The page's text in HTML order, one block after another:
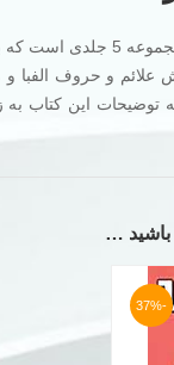
مجموعه کتابهای
و حروف الفبا و
توضیحات این کتاب
باشید …
-37%